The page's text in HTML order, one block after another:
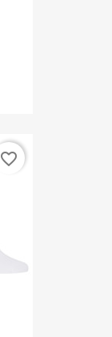
favorite_border